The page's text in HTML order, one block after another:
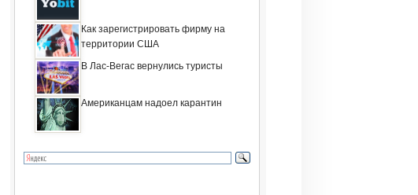
Как зарегистрировать фирму на
территории США
В Лас-Вегас вернулись туристы
Американцам надоел карантин